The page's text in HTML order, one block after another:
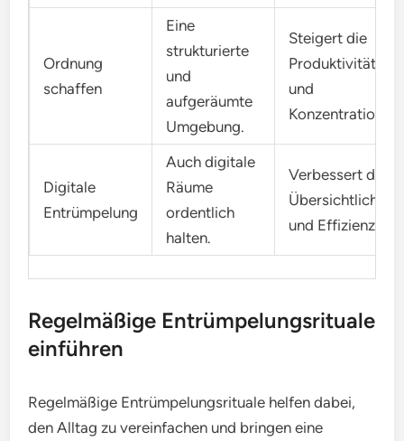
Ordnung
schaffen
Eine
strukturierte
und
aufgeräumte
Umgebung.
Steigert die
Produktivität
und
Konzentration.
Digitale
Entrümpelung
Auch digitale
Räume
ordentlich
halten.
Verbessert die
Übersichtlichkeit
und Effizienz.
Regelmäßige Entrümpelungsrituale
einführen
Regelmäßige Entrümpelungsrituale helfen dabei,
den Alltag zu vereinfachen und bringen eine